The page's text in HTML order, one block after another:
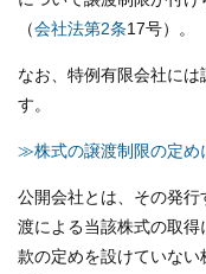
（会社法第2条17号）。
なお、特例有限会社に
す。
≫株式の譲渡制限の定め
公開会社とは、その発
渡による当該株式の取
款の定めを設けていな